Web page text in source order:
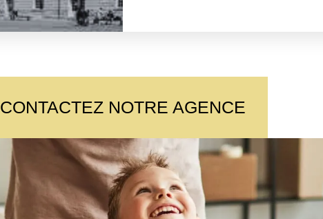
CONTACTEZ NOTRE AGENCE